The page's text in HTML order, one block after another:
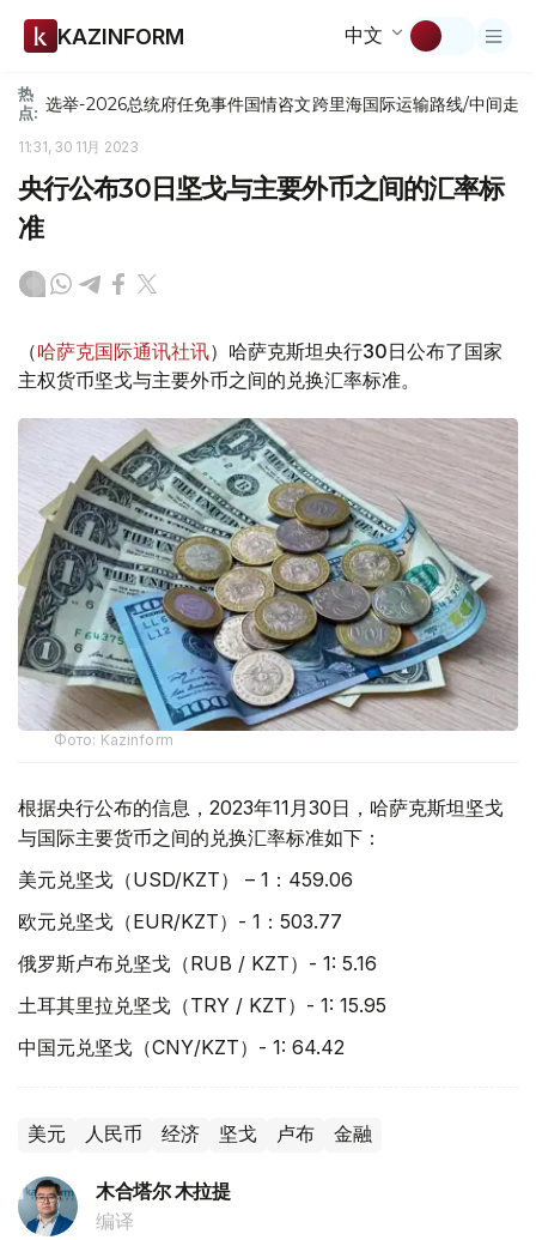
KAZINFORM 中文
热
点: 选举-2026总统府任免事件国情咨文跨里海国际运输路线/中间走廊
11:31, 30 11月 2023
央行公布30日坚戈与主要外币之间的汇率标
准
（哈萨克国际通讯社讯）哈萨克斯坦央行30日公布了国家
主权货币坚戈与主要外币之间的兑换汇率标准。
Фото: Kazinform
根据央行公布的信息，2023年11月30日，哈萨克斯坦坚戈
与国际主要货币之间的兑换汇率标准如下：
美元兑坚戈（USD/KZT） – 1：459.06
欧元兑坚戈（EUR/KZT）- 1：503.77
俄罗斯卢布兑坚戈（RUB / KZT）- 1: 5.16
土耳其里拉兑坚戈（TRY / KZT）- 1: 15.95
中国元兑坚戈（CNY/KZT）- 1: 64.42
美元 人民币 经济 坚戈 卢布 金融
木合塔尔 木拉提
编译